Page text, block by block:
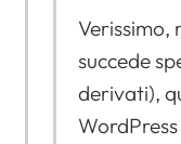
Verissimo,
succede
derivati),